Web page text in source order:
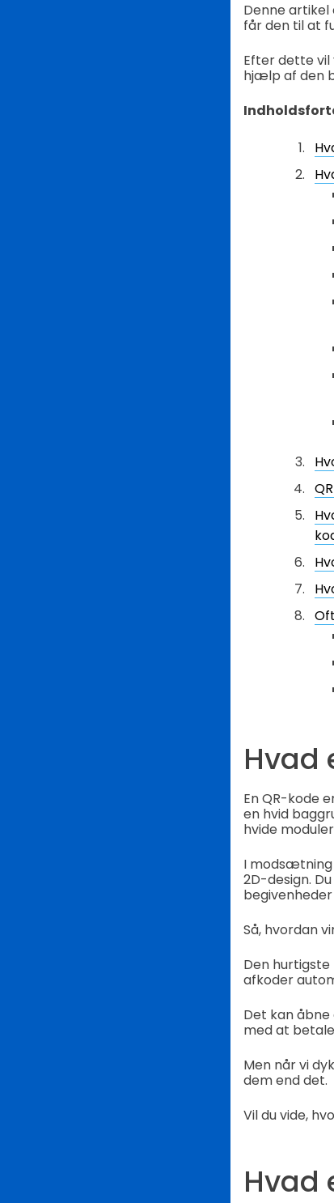
Denne
får den til at
Efter dette
hjælp af den
Hvad
En QR-kode
en hvid
hvide
I
2D-design.
Så, hvordan
Den
afkoder
Det kan
med at
Men når vi
dem end det.
Vil du vide,
Hvad